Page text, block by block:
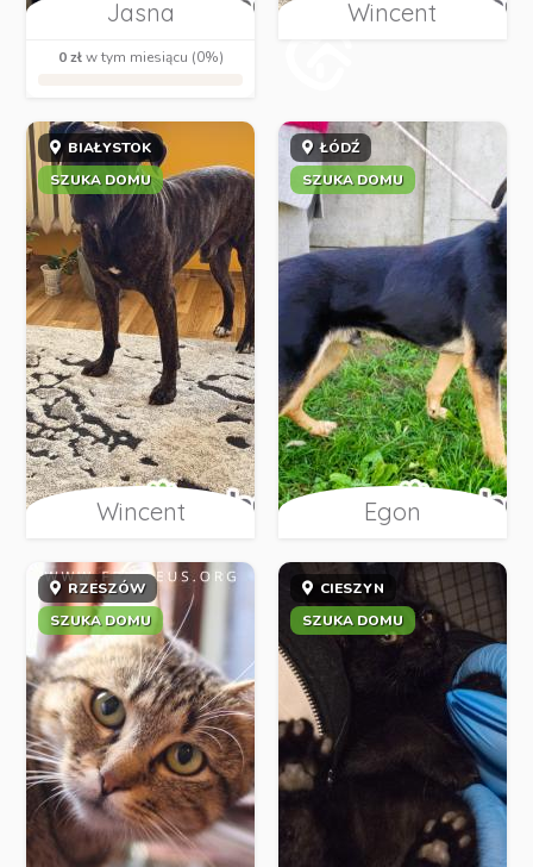
Jasna
0 złw tym miesiącu (0%)
Wincent
BIAŁYSTOK
SZUKA DOMU
Wincent
ŁÓDŹ
SZUKA DOMU
Egon
RZESZÓW
SZUKA DOMU
CIESZYN
SZUKA DOMU